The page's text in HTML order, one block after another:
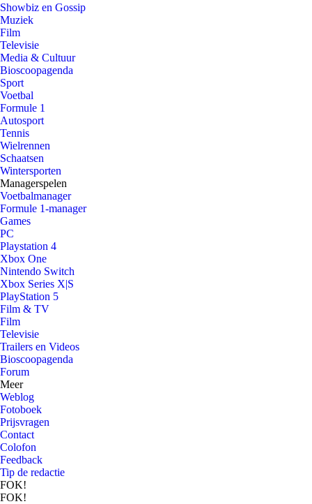
Showbiz en Gossip
Muziek
Film
Televisie
Media & Cultuur
Bioscoopagenda
Sport
Voetbal
Formule 1
Autosport
Tennis
Wielrennen
Schaatsen
Wintersporten
Managerspelen
Voetbalmanager
Formule 1-manager
Games
PC
Playstation 4
Xbox One
Nintendo Switch
Xbox Series X|S
PlayStation 5
Film & TV
Film
Televisie
Trailers en Videos
Bioscoopagenda
Forum
Meer
Weblog
Fotoboek
Prijsvragen
Contact
Colofon
Feedback
Tip de redactie
FOK!
FOK!